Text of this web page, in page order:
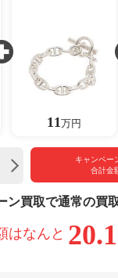
11 万円
キャンペー
合計金
ン買取で通常の買
はなんと 20.1